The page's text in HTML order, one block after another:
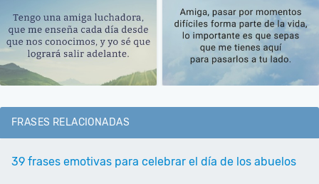
FRASES RELACIONADAS
39 frases emotivas para celebrar el día de los abuelos